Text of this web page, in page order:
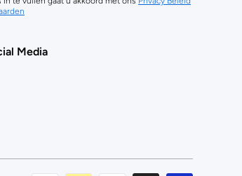
Media
HetVachtjeAmsterdam
@hetvachtje